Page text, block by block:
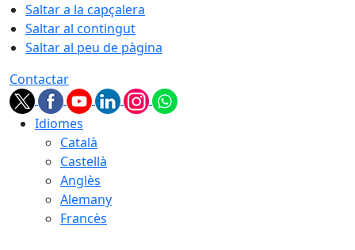
Saltar a la capçalera
Saltar al contingut
Saltar al peu de pàgina
Contactar
Idiomes
Català
Castellà
Anglès
Alemany
Francès